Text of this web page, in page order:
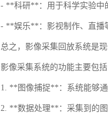
- **科研**：用于科学实验中
- **娱乐**：影视制作、直播
总之，影像采集回放系统是
影像采集系统的功能主要包括
1. **图像捕捉**：系统能够
2. **数据处理**：采集到的